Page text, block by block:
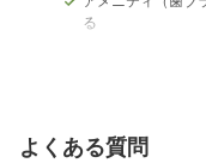
る
よくある質問